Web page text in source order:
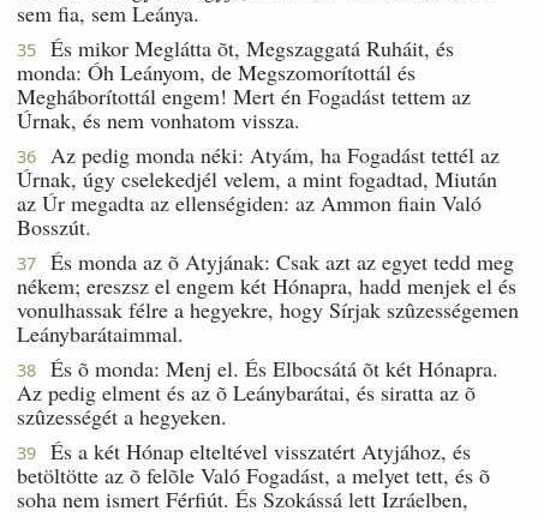
sem fia, sem Leánya.
35
És mikor Meglátta õt, Megszaggatá Ruháit, és
monda: Óh Leányom, de Megszomorítottál és
Megháborítottál engem! Mert én Fogadást tettem az
Úrnak, és nem vonhatom vissza.
36
Az pedig monda néki: Atyám, ha Fogadást tettél az
Úrnak, úgy cselekedjél velem, a mint fogadtad, Miután
az Úr megadta az ellenségiden: az Ammon fiain Való
Bosszút.
37
És monda az õ Atyjának: Csak azt az egyet tedd meg
nékem; ereszsz el engem két Hónapra, hadd menjek el és
vonulhassak félre a hegyekre, hogy Sírjak szûzességemen
Leánybarátaimmal.
38
És õ monda: Menj el. És Elbocsátá õt két Hónapra.
Az pedig elment és az õ Leánybarátai, és siratta az õ
szûzességét a hegyeken.
39
És a két Hónap elteltével visszatért Atyjához, és
betöltötte az õ felõle Való Fogadást, a melyet tett, és õ
soha nem ismert Férfiút. És Szokássá lett Izráelben,